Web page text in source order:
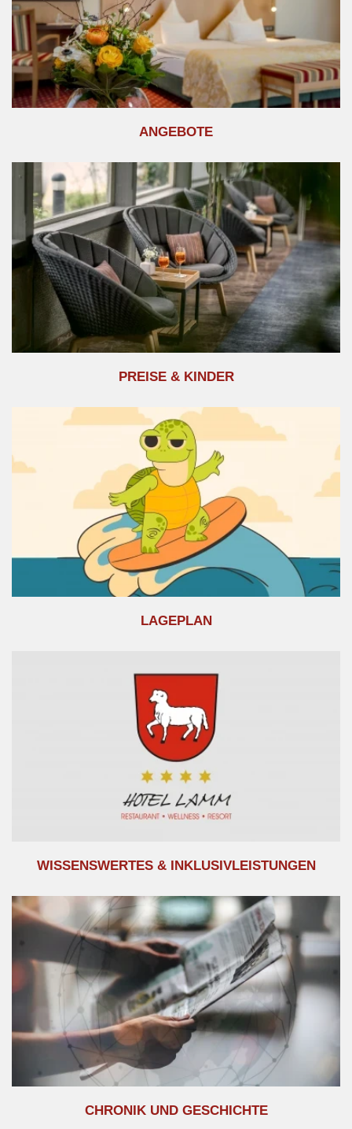
ANGEBOTE
PREISE & KINDER
LAGEPLAN
WISSENSWERTES & INKLUSIVLEISTUNGEN
CHRONIK UND GESCHICHTE